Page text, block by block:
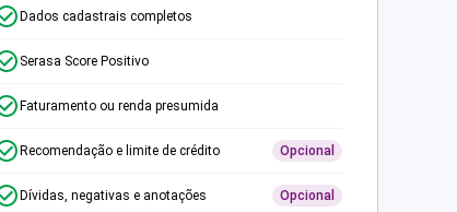
Dados cadastrais completos
Serasa Score Positivo
Faturamento ou renda presumida
Recomendação e limite de crédito Opcional
Dívidas, negativas e anotações Opcional